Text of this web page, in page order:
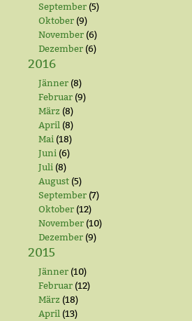
September (5)
Oktober (9)
November (6)
Dezember (6)
2016
Jänner (8)
Februar (9)
März (8)
April (8)
Mai (18)
Juni (6)
Juli (8)
August (5)
September (7)
Oktober (12)
November (10)
Dezember (9)
2015
Jänner (10)
Februar (12)
März (18)
April (13)